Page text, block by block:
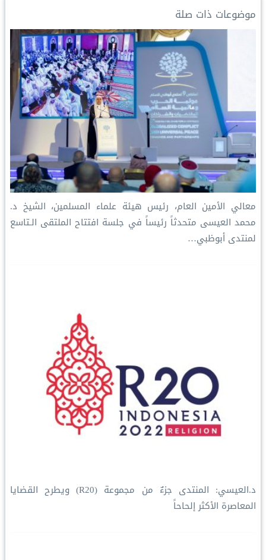
o
A
p
p
e
s
t
n
k
I
n
موضوعات ذات صلة
معالي الأمين العام، رئيس هيئة علماء المسلمين، الشيخ د.
محمد العيسى متحدثاً رئيساً في جلسة افتتاح الملتقى الـتاسع
لمنتدى أبوظبي…
د.العيسي: المنتدى جزءٌ من مجموعة (R20) ويطرح القضايا
المعاصرة الأكثر إلحاحاً